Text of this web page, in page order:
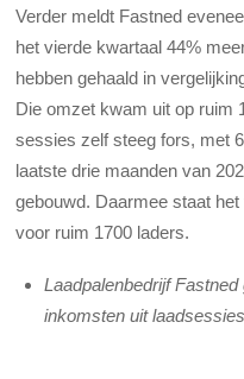
Verder meldt Fastned
het vierde kwartaal 44%
hebben gehaald in
Die omzet kwam uit op ruim
sessies zelf steeg fors, met
laatste drie maanden van
gebouwd. Daarmee staat
voor ruim 1700 laders.
Laadpalenbedrijf
inkomsten uit